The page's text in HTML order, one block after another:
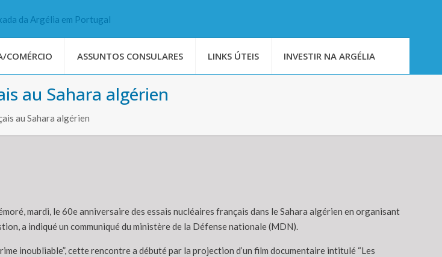
COMÉRCIO ASSUNTOS CONSULARES LINKS ÚTEIS INVESTIR NA ARGÉLIA
au Sahara algérien
au Sahara algérien
mardi, le 60e anniversaire des essais nucléaires français dans le Sahara algérien en organisant
a indiqué un communiqué du ministère de la Défense nationale (MDN).
inoubliable”, cette rencontre a débuté par la projection d’un film documentaire intitulé “Les